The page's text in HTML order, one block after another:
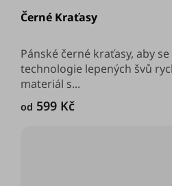
Černé Kraťasy
hodnocení
produktu
z
5
hvězdiček.
od 599 Kč
Pánské černé kraťasy, aby
technologie lepených švů
materiál s...